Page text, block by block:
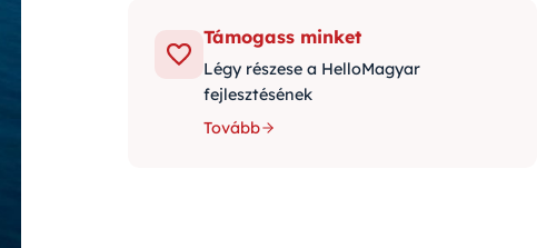
Támogass minket
Légy részese a HelloMagyar
fejlesztésének
Tovább